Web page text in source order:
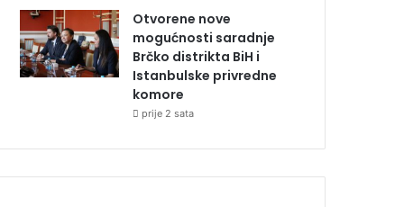
Otvorene nove
mogućnosti saradnje
Brčko distrikta BiH i
Istanbulske privredne
komore
prije 2 sata